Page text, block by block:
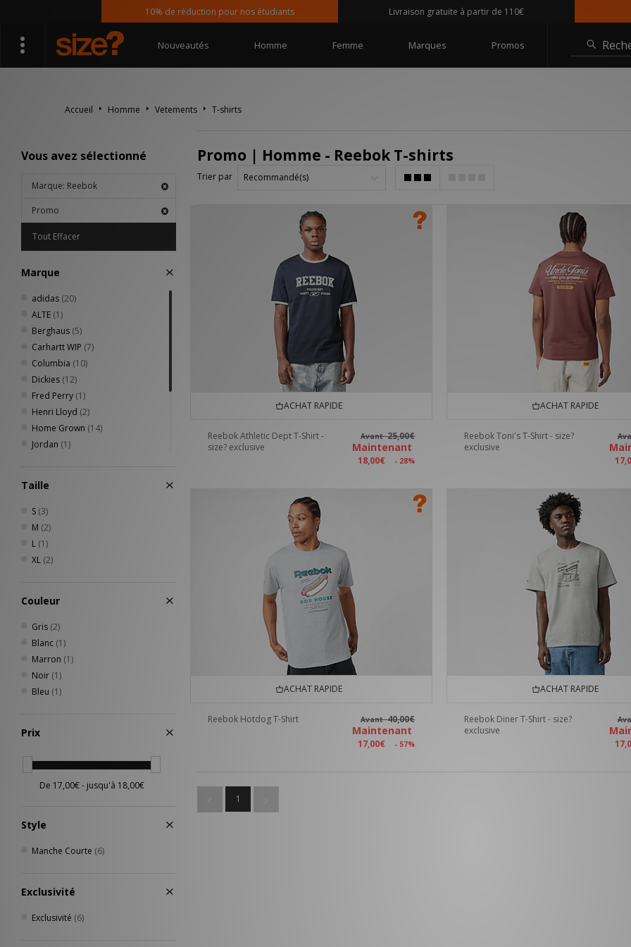
10% de réduction pour nos étudiants Livraison gratuite à partir de 110€
Nouveautés Homme Femme Marques Promos
Accueil Homme Vetements T-shirts
Vous avez sélectionné
Marque: Reebok
Promo
Tout Effacer
Marque
adidas (20)
ALTE (1)
Berghaus (5)
Carhartt WIP (7)
Columbia (10)
Dickies (12)
Fred Perry (1)
Henri Lloyd (2)
Home Grown (14)
Jordan (1)
Sergio Tacchini
The North Face
Timberland
Umbro
Taille
S (3)
M (2)
L (1)
XL (2)
Couleur
Gris (2)
Blanc (1)
Marron (1)
Noir (1)
Bleu (1)
Prix
Style
Manche Courte (6)
Exclusivité
Exclusivité (6)
Promo | Homme - Reebok T-shirts
Trier par
ACHAT RAPIDE
Reebok Athletic Dept T-Shirt -
size? exclusive
Avant25,00€
Maintenant
18,00€ - 28%
ACHAT RAPIDE
Reebok Toni's T-Shirt - size?
exclusive
ACHAT RAPIDE
Reebok Hotdog T-Shirt Avant40,00€
Maintenant
17,00€ - 57%
ACHAT RAPIDE
Reebok Diner T-Shirt - size?
exclusive
1